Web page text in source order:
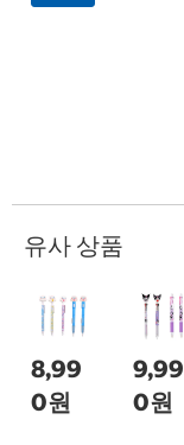
유사 상품
8,99
0원
9,99
0원